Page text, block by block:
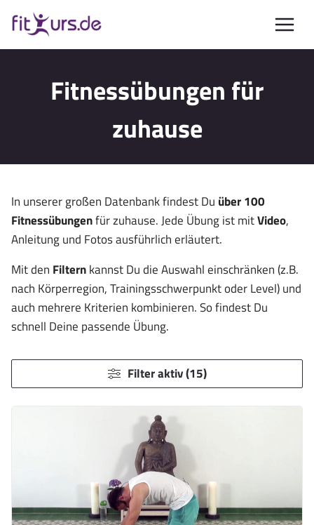
Inhalt
springen
Fitnessübungen für
zuhause
In unserer großen Datenbank findest Du über 100
Fitnessübungenfür zuhause. Jede Übung ist mitVideo,
Anleitung und Fotos ausführlich erläutert.
Mit den Filternkannst Du die Auswahl einschränken (z.B.
nach Körperregion, Trainingsschwerpunkt oder Level) und
auch mehrere Kriterien kombinieren. So findest Du
schnell Deine passende Übung.
Filter aktiv (15)